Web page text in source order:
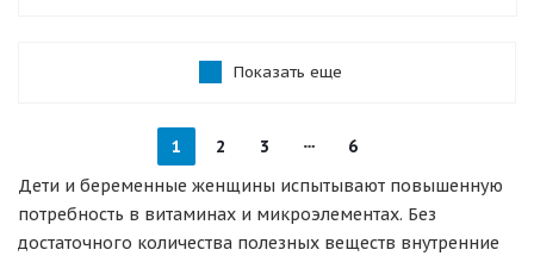
Показать еще
1 2 3
6
Дети и беременные женщины испытывают повышенную
потребность в витаминах и микроэлементах. Без
достаточного количества полезных веществ внутренние